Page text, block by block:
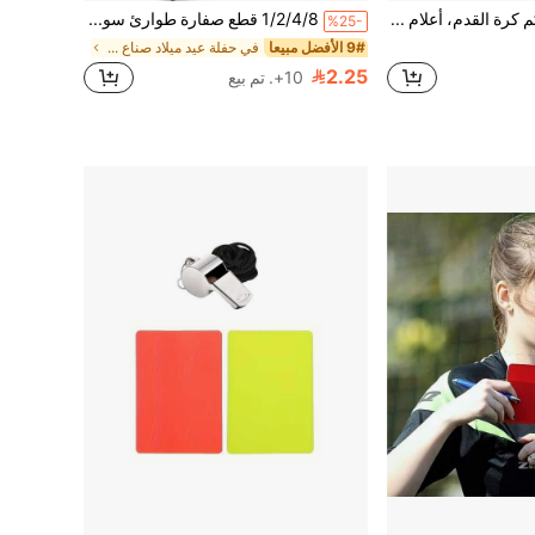
طقم أعلام حكم كرة القدم، أعلام حكم الخطوط لكرة القدم، بطاقات حمراء وصفراء مع دفتر ملاحظات وقلم، صافرات حكم مع سلسلة، للرياضات، كرة القدم، كرة السلة
%25- 1/2/4/8 قطع صفارة طوارئ سوداء مع حبل، صفارة رياضية، هدية حفلة، مناسبة لمباريات كرة القدم وكرة السلة، احتفالات أعياد الميلاد والزفاف، صوت عالٍ وواضح، صفارة بلاستيكية، مثالية لرجال الإنقاذ والدفاع عن النفس والاستخدام في حالات الطوارئ، صفارة حفلة. إنها أداة عرض التشجيع، مجموعة حفلة رياضية، صفارة حكم لعبة الحفلة، صانع أجواء الحفلة وأداة التشجيع.
9# الأفضل مبيعا في حفلة عيد ميلاد صناع الضوضاء
2.25 10+. تم بيع